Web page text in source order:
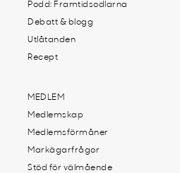
Podd: Framtidsodlarna
Debatt & blogg
Utlåtanden
Recept
MEDLEM
Medlemskap
Medlemsförmåner
Markägarfrågor
Stöd för välmående